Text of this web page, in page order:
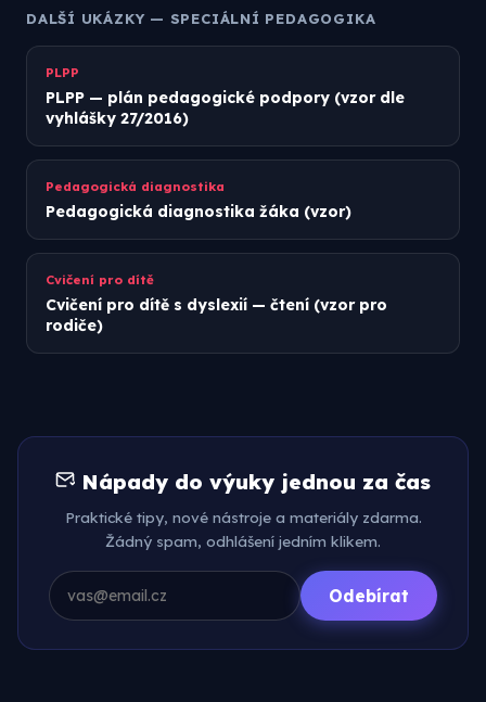
DALŠÍ UKÁZKY — SPECIÁLNÍ PEDAGOGIKA
PLPP
PLPP — plán pedagogické podpory (vzor dle
vyhlášky 27/2016)
Pedagogická diagnostika
Pedagogická diagnostika žáka (vzor)
Cvičení pro dítě
Cvičení pro dítě s dyslexií — čtení (vzor pro
rodiče)
Nápady do výuky jednou za čas
Praktické tipy, nové nástroje a materiály zdarma.
Žádný spam, odhlášení jedním klikem.
Odebírat